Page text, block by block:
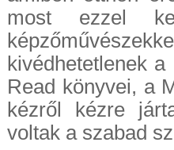
most ezzel
kivédhetetlenek
Read könyvei, a
kézről kézre
voltak a szabad